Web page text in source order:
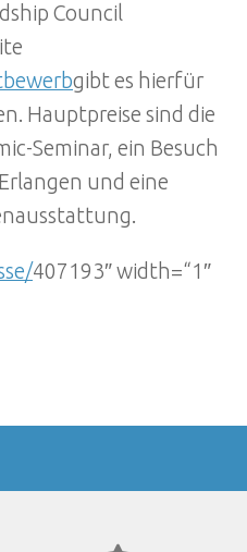
Council
gibt es hierfür
Hauptpreise sind die
Seminar, ein Besuch
und eine
407193″ width=“1″